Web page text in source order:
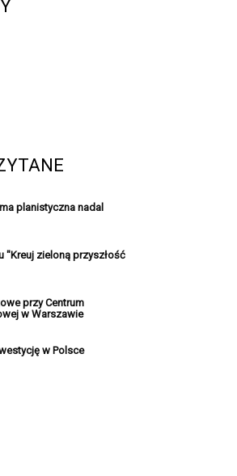
planistyczna nadal
"Kreuj zieloną przyszłość
przy Centrum
w Warszawie
w Polsce